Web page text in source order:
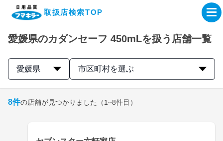
取扱店検索TOP
企業・IR情報サイト
製品情報サイト
オンラインショップ
愛媛県のカダンセーフ 450mLを扱う店舗一覧
愛媛県 市区町村を選ぶ
8件の店舗が見つかりました （1~8件目）